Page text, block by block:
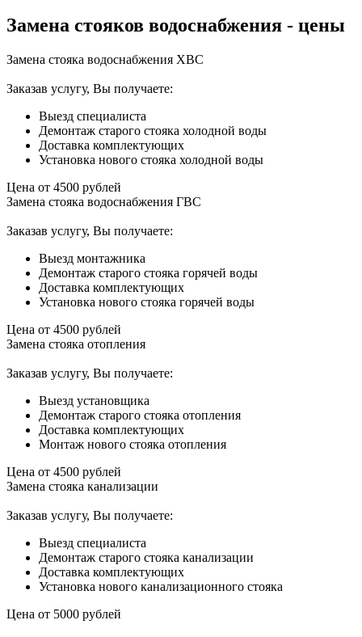
Замена стояков водоснабжения - цены
Замена стояка водоснабжения ХВС
Заказав услугу, Вы получаете:
Выезд специалиста
Демонтаж старого стояка холодной воды
Доставка комплектующих
Установка нового стояка холодной воды
Цена от 4500 рублей
Замена стояка водоснабжения ГВС
Заказав услугу, Вы получаете:
Выезд монтажника
Демонтаж старого стояка горячей воды
Доставка комплектующих
Установка нового стояка горячей воды
Цена от 4500 рублей
Замена стояка отопления
Заказав услугу, Вы получаете:
Выезд установщика
Демонтаж старого стояка отопления
Доставка комплектующих
Монтаж нового стояка отопления
Цена от 4500 рублей
Замена стояка канализации
Заказав услугу, Вы получаете:
Выезд специалиста
Демонтаж старого стояка канализации
Доставка комплектующих
Установка нового канализационного стояка
Цена от 5000 рублей